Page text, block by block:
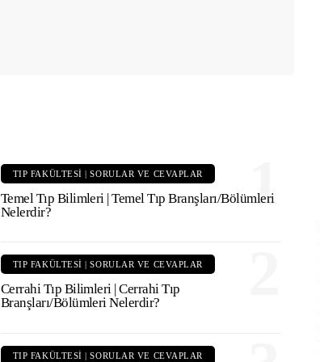
1
TIP FAKÜLTESI | SORULAR VE CEVAPLAR
Temel Tıp Bilimleri | Temel Tıp Branşları/Bölümleri
Nelerdir?
TIP FAKÜLTESI | SORULAR VE CEVAPLAR
Cerrahi Tıp Bilimleri | Cerrahi Tıp
Branşları/Bölümleri Nelerdir?
TIP FAKÜLTESI | SORULAR VE CEVAPLAR